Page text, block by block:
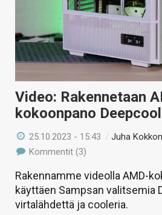
Video: Rakennetaan
kokoonpano
25.10.2023 - 15:43 /Juha
Kommentit (3)
Rakennamme videolla AMD-
käyttäen Sampsan valitsemia
virtalähdettä ja cooleria.